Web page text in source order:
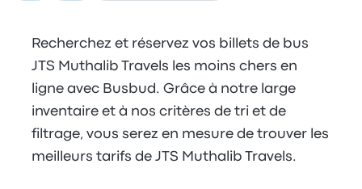
Recherchez et réservez vos billets de bus
JTS Muthalib Travels les moins chers en
ligne avec Busbud. Grâce à notre large
inventaire et à nos critères de tri et de
filtrage, vous serez en mesure de trouver les
meilleurs tarifs de JTS Muthalib Travels.